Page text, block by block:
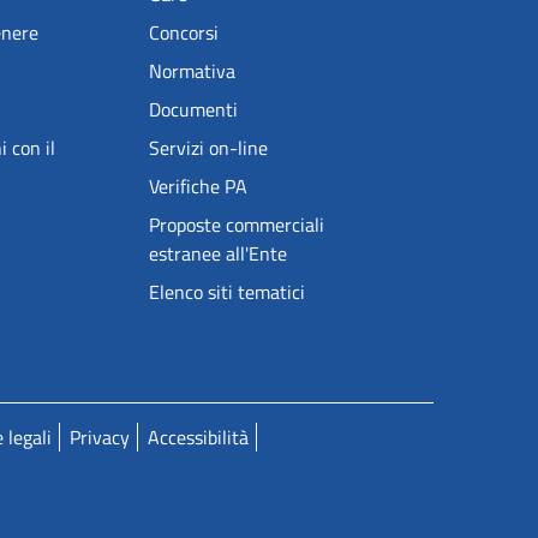
con il
Concorsi
Normativa
Documenti
Servizi on-line
Verifiche PA
Proposte commerciali
estranee all'Ente
Elenco siti tematici
legali Privacy Accessibilità